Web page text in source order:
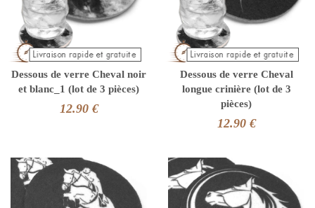
Dessous de verre Cheval noir
et blanc_1 (lot de 3 pièces)
12.90 €
Dessous de verre Cheval
longue crinière (lot de 3
pièces)
12.90 €